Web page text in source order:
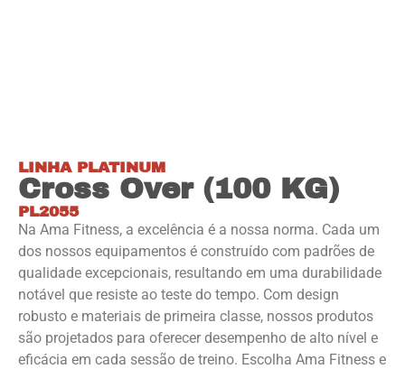
LINHA PLATINUM
Cross Over (100 KG)
PL2055
Na Ama Fitness, a excelência é a nossa norma. Cada um
dos nossos equipamentos é construído com padrões de
qualidade excepcionais, resultando em uma durabilidade
notável que resiste ao teste do tempo. Com design
robusto e materiais de primeira classe, nossos produtos
são projetados para oferecer desempenho de alto nível e
eficácia em cada sessão de treino. Escolha Ama Fitness e